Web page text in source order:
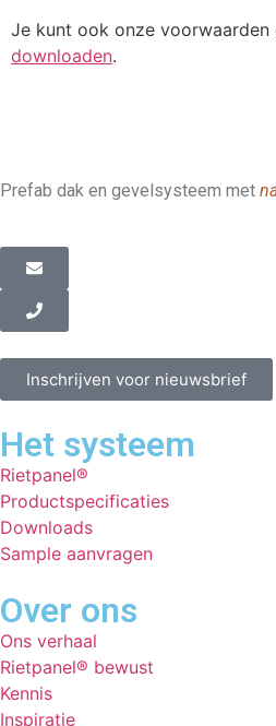
Je kunt ook onze voorwaarden
downloaden.
Prefab dak en gevelsysteem met
Inschrijven voor nieuwsbrief
Het systeem
Rietpanel®
Productspecificaties
Downloads
Sample aanvragen
Over ons
Ons verhaal
Rietpanel® bewust
Kennis
Inspiratie